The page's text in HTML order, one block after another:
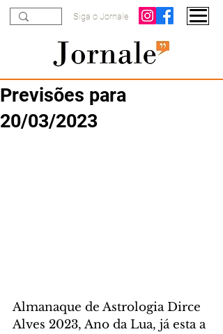
Siga o Jornale
Previsões para
20/03/2023
Almanaque de Astrologia Dirce
Alves 2023, Ano da Lua, já esta a